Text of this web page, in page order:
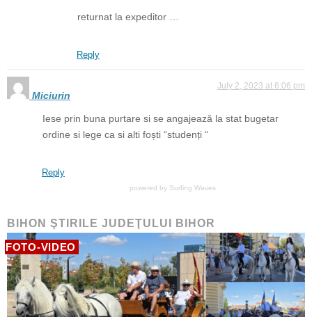
returnat la expeditor …
Reply
Miciurin
July 2, 2023 at 6:06 pm
Iese prin buna purtare si se angajează la stat bugetar
ordine si lege ca si alti foști “studenți “
Reply
powered by Surfing Waves
BIHON ŞTIRILE JUDEŢULUI BIHOR
FOTO-VIDEO